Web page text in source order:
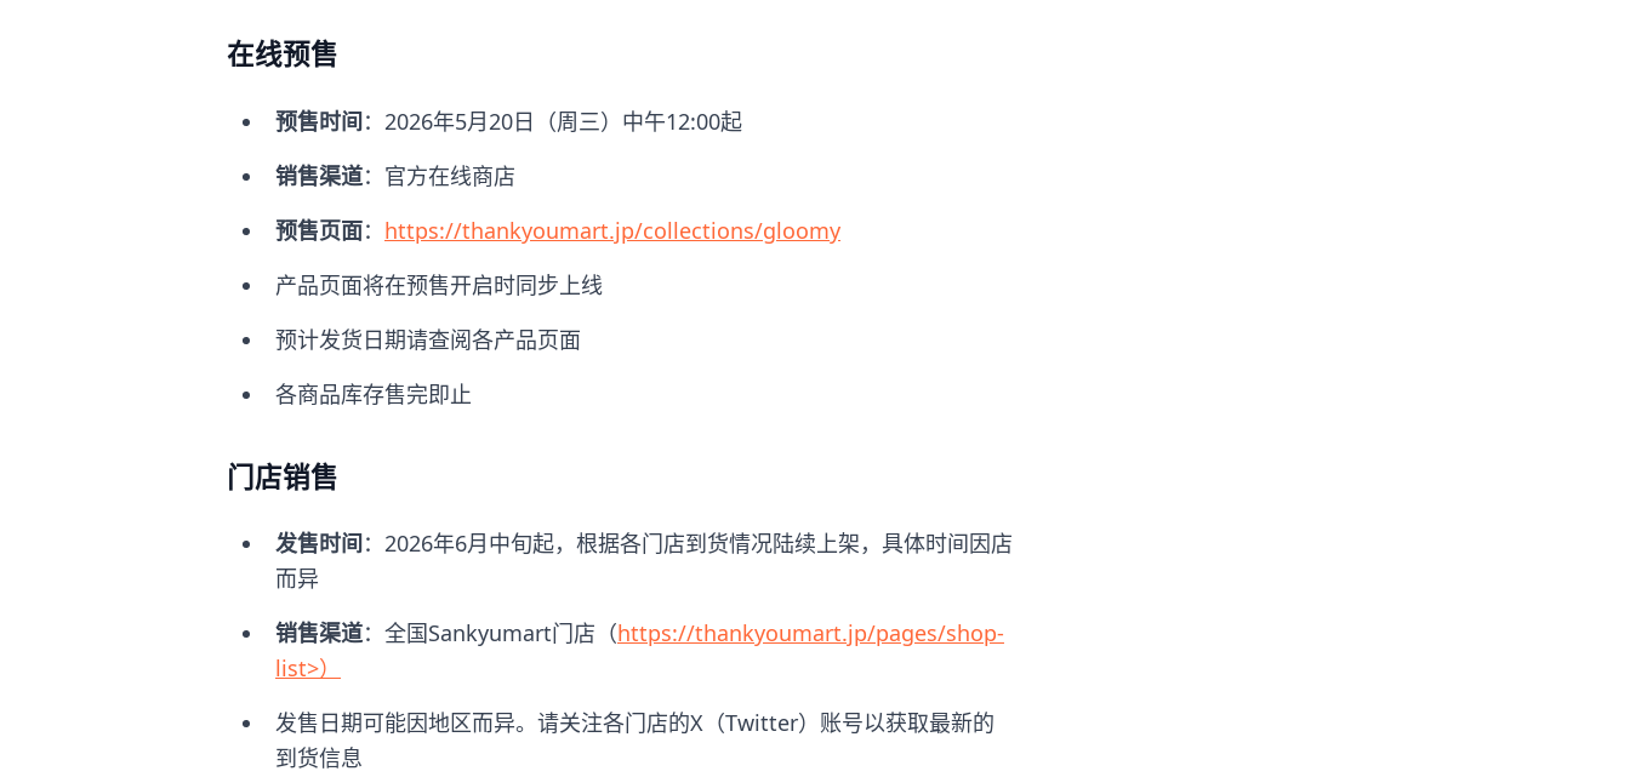
在线预售
预售时间：2026年5月20日（周三）中午12:00起
销售渠道：官方在线商店
预售页面： https://thankyoumart.jp/collections/gloomy
产品页面将在预售开启时同步上线
预计发货日期请查阅各产品页面
各商品库存售完即止
门店销售
发售时间：2026年6月中旬起，根据各门店到货情况陆续上架，具体时间因店
而异
销售渠道：全国Sankyumart门店（https://thankyoumart.jp/pages/shop-
list>）
发售日期可能因地区而异。请关注各门店的X（Twitter）账号以获取最新的
到货信息